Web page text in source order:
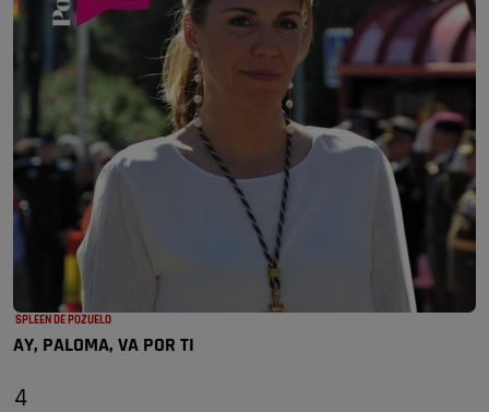
SPLEEN DE POZUELO
AY, PALOMA, VA POR TI
4